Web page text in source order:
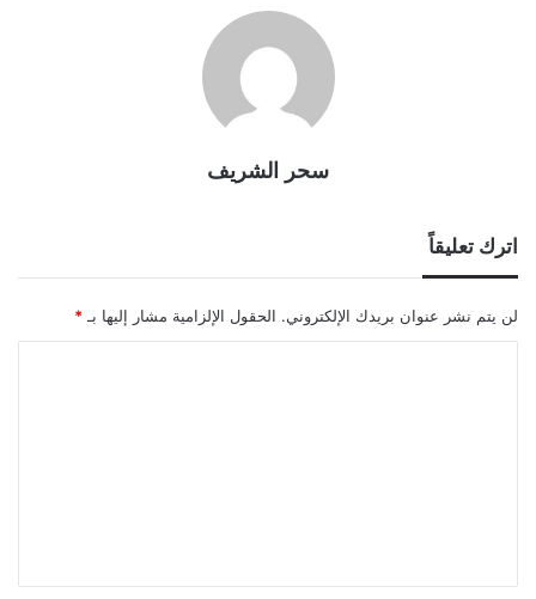
سحر الشريف
اترك تعليقاً
لن يتم نشر عنوان بريدك الإلكتروني. الحقول الإلزامية مشار إليها بـ *